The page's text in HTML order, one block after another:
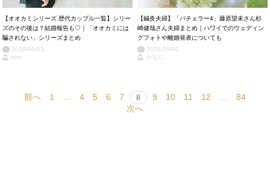
【オオカミシリーズ 歴代カップル一覧】シリー
ズのその後は？結婚報告も♡｜「オオカミには
騙されない」シリーズまとめ
2026/05/03
soe
【鍼灸夫婦】「バチェラー4」藤原望未さん杉
崎健哉さん夫婦まとめ｜ハワイでのウェディン
グフォトや離婚発表についても
2026/05/02
かなに
前へ 1 4 5 6 7 8 9 10 11 12
84
次へ